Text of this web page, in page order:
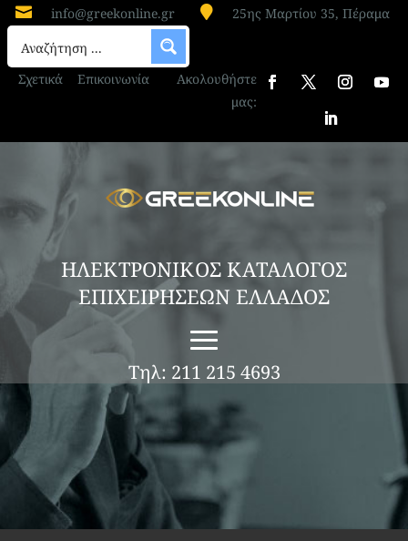
 info@greekonline.gr  25ης Μαρτίου 35, Πέραμα
Σχετικά Επικοινωνία
Ακολουθήστε
μας:
ΗΛΕΚΤΡΟΝΙΚΟΣ ΚΑΤΑΛΟΓΟΣ
ΕΠΙΧΕΙΡΗΣΕΩΝ ΕΛΛΑΔΟΣ
Τηλ: 211 215 4693